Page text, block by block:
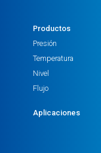
Productos
Presión
Temperatura
Nivel
Flujo
Aplicaciones